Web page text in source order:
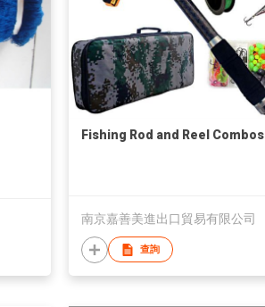
Fishing Rod and Reel Combos
南京嘉善美進出口貿易有限公司
查詢